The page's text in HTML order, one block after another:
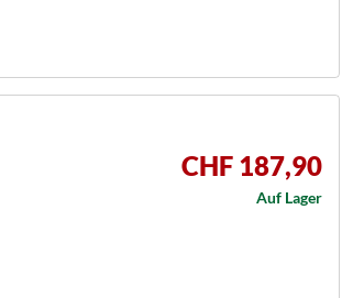
CHF 187,90
Auf Lager